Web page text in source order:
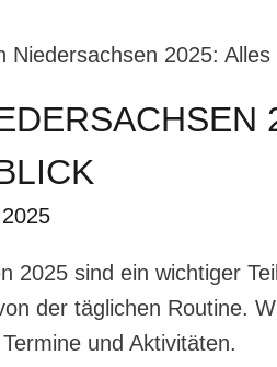
Niedersachsen 2025:
2025 sind ein wichtiger
der täglichen Routine.
und Aktivitäten.